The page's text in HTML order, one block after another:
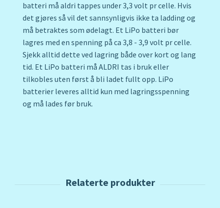
batteri må aldri tappes under 3,3 volt pr celle. Hvis
det gjøres så vil det sannsynligvis ikke ta ladding og
må betraktes som ødelagt. Et LiPo batteri bør
lagres med en spenning på ca 3,8 - 3,9 volt pr celle.
Sjekk alltid dette ved lagring både over kort og lang
tid. Et LiPo batteri må ALDRI tas i bruk eller
tilkobles uten først å bli ladet fullt opp. LiPo
batterier leveres alltid kun med lagringsspenning
og må lades før bruk.